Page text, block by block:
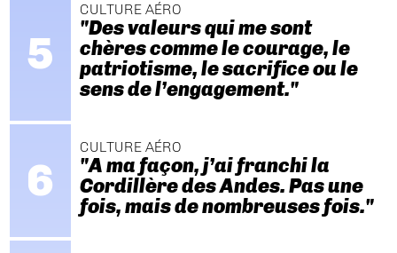
CULTURE AÉRO
"Des valeurs qui me sont
chères comme le courage, le
patriotisme, le sacrifice ou le
sens de l’engagement."
CULTURE AÉRO
"A ma façon, j’ai franchi la
Cordillère des Andes. Pas une
fois, mais de nombreuses fois."